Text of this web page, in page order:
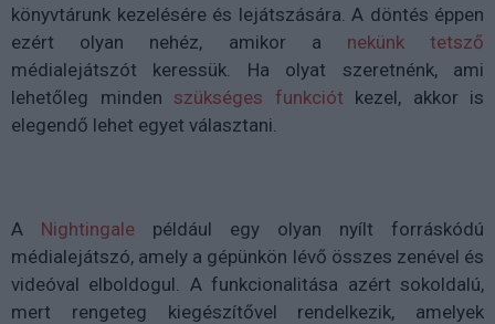
könyvtárunk kezelésére és lejátszására. A döntés éppen
ezért olyan nehéz, amikor a nekünk tetsző
médialejátszót keressük. Ha olyat szeretnénk, ami
lehetőleg minden szükséges funkciót kezel, akkor is
elegendő lehet egyet választani.
A Nightingale például egy olyan nyílt forráskódú
médialejátszó, amely a gépünkön lévő összes zenével és
videóval elboldogul. A funkcionalitása azért sokoldalú,
mert rengeteg kiegészítővel rendelkezik, amelyek